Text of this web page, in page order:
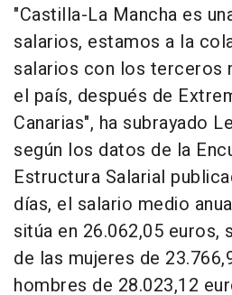
"Castilla-La Mancha es
salarios, estamos a la
salarios con los terceros
el país, después de
Canarias", ha subrayado
según los datos de la
Estructura Salarial
días, el salario medio
sitúa en 26.062,05 euros,
de las mujeres de
hombres de 28.023,12